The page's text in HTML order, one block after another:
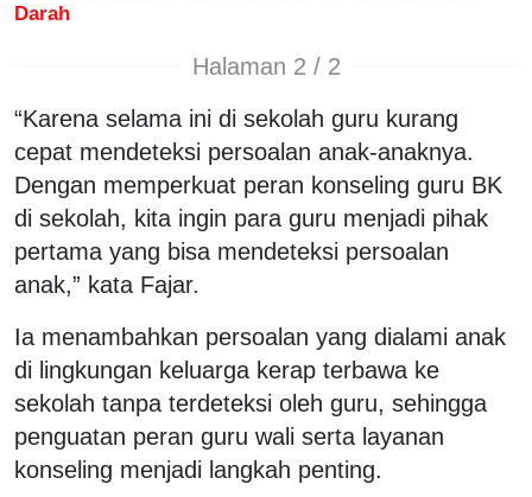
Darah
Halaman 2 / 2
“Karena selama ini di sekolah guru kurang
cepat mendeteksi persoalan anak-anaknya.
Dengan memperkuat peran konseling guru BK
di sekolah, kita ingin para guru menjadi pihak
pertama yang bisa mendeteksi persoalan
anak,” kata Fajar.
Ia menambahkan persoalan yang dialami anak
di lingkungan keluarga kerap terbawa ke
sekolah tanpa terdeteksi oleh guru, sehingga
penguatan peran guru wali serta layanan
konseling menjadi langkah penting.